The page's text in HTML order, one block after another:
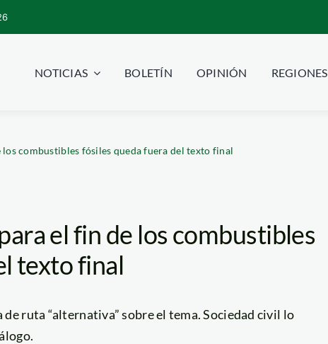
NOTICIAS BOLETÍN OPINIÓN REGIONES
combustibles fósiles queda fuera del texto final
el fin de los combustibles
texto final
ruta “alternativa” sobre el tema. Sociedad civil lo